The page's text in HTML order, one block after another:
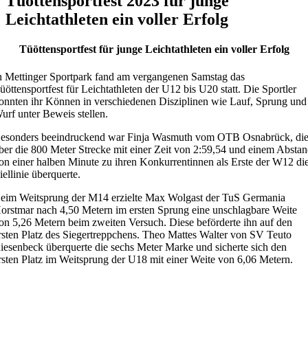
Leichtathleten ein voller Erfolg
Tüöttensportfest für junge Leichtathleten ein voller Erfolg
Mettinger Sportpark fand am vergangenen Samstag das
für Leichtathleten der U12 bis U20 statt. Die Sportler
ihr Können in verschiedenen Disziplinen wie Lauf, Sprung und
unter Beweis stellen.
beeindruckend war Finja Wasmuth vom OTB Osnabrück,
die 800 Meter Strecke mit einer Zeit von 2:59,54 und einem
einer halben Minute zu ihren Konkurrentinnen als Erste der W12
überquerte.
Weitsprung der M14 erzielte Max Wolgast der TuS Germania
nach 4,50 Metern im ersten Sprung eine unschlagbare Weite
5,26 Metern beim zweiten Versuch. Diese beförderte ihn auf den
Platz des Siegertreppchens. Theo Mattes Walter von SV Teuto
überquerte die sechs Meter Marke und sicherte sich den
Platz im Weitsprung der U18 mit einer Weite von 6,06 Metern.